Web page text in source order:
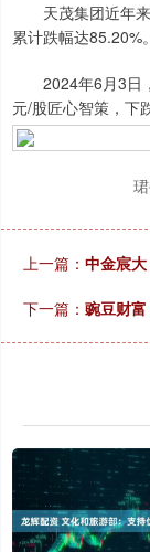
天茂集团近年来
累计跌幅达85.20%。
2024年6月3日，
元/股匠心智策，下
上一篇： 中金宸
下一篇： 豌豆财